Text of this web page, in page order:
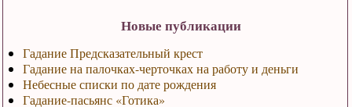
Новые публикации
Гадание Предсказательный крест
Гадание на палочках-черточках на работу и деньги
Небесные списки по дате рождения
Гадание-пасьянс «Готика»